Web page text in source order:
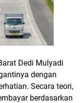
Dedi Mulyadi
dengan
Secara teori,
berdasarkan